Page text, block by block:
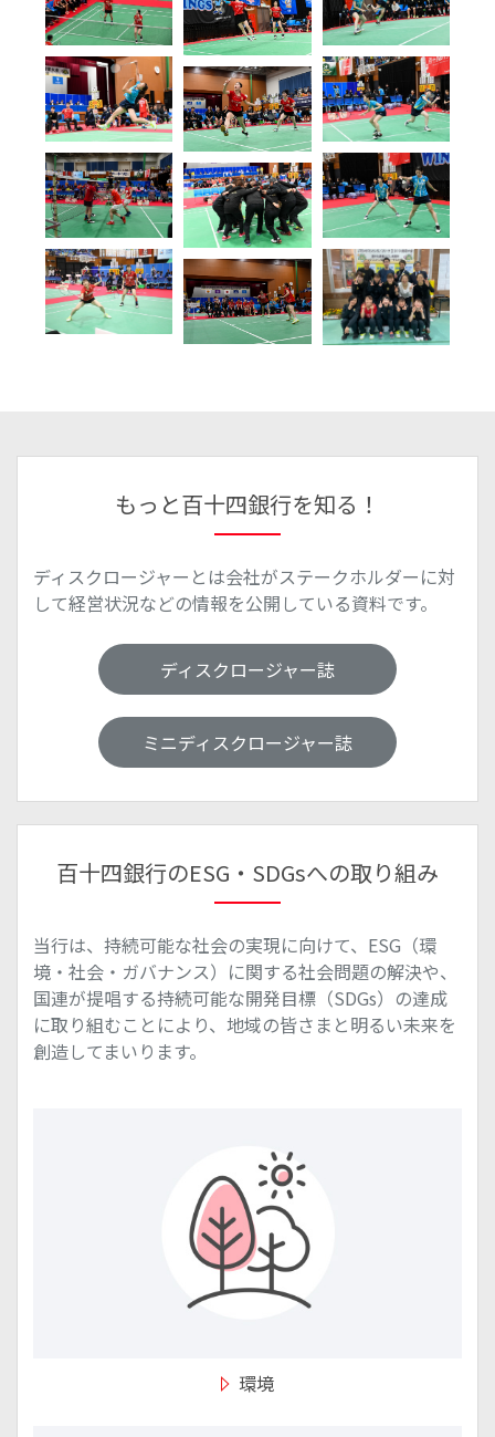
もっと百十四銀行を知る！
ディスクロージャーとは会社がステークホルダーに対
して経営状況などの情報を公開している資料です。
ディスクロージャー誌
ミニディスクロージャー誌
百十四銀行のESG・SDGsへの取り組み
当行は、持続可能な社会の実現に向けて、ESG（環
境・社会・ガバナンス）に関する社会問題の解決や、
国連が提唱する持続可能な開発目標（SDGs）の達成
に取り組むことにより、地域の皆さまと明るい未来を
創造してまいります。
環境